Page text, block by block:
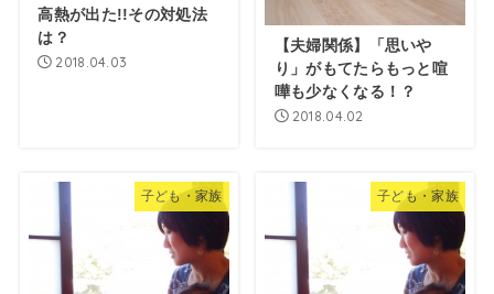
高熱が出た!!その対処法
は？
2018.04.03
【夫婦関係】「思いや
り」がもてたらもっと喧
嘩も少なくなる！？
2018.04.02
子ども・家族 子ども・家族